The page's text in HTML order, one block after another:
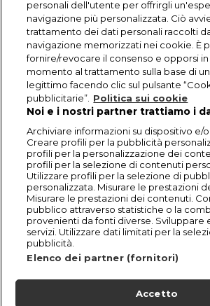
personali dell'utente per offrirgli
navigazione più personalizzata. Ciò
trattamento dei dati personali raccolti
navigazione memorizzati nei cookie. È
fornire/revocare il consenso e opporsi in
momento al trattamento sulla base di
legittimo facendo clic sul pulsante
pubblicitarie”. Politica sui cookie
Noi e i nostri partner trattiamo i
Archiviare informazioni su dispositivo e/
Creare profili per la pubblicità
profili per la personalizzazione dei
profili per la selezione di contenuti
Utilizzare profili per la selezione di
personalizzata. Misurare le prestazioni
Misurare le prestazioni dei contenuti.
pubblico attraverso statistiche o la
provenienti da fonti diverse. Sviluppare
servizi. Utilizzare dati limitati per la
pubblicità.
Elenco dei partner (fornitori)
Accetto